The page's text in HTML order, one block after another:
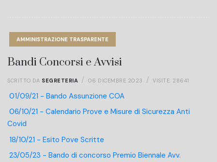
AMMINISTRAZIONE TRASPARENTE
Bandi Concorsi e Avvisi
SCRITTO DA SEGRETERIA 06 DICEMBRE 2023 VISITE: 28641
01/09/21 - Bando Assunzione COA
06/10/21 - Calendario Prove e Misure di Sicurezza Anti
Covid
18/10/21 - Esito Pove Scritte
23/05/23 - Bando di concorso Premio Biennale Avv.